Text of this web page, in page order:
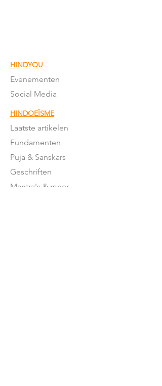
HINDYOU
Evenementen
Social Media
HINDOEÏSME
Laatste artikelen
Fundamenten
Puja & Sanskars
Geschriften
Mantra's & meer